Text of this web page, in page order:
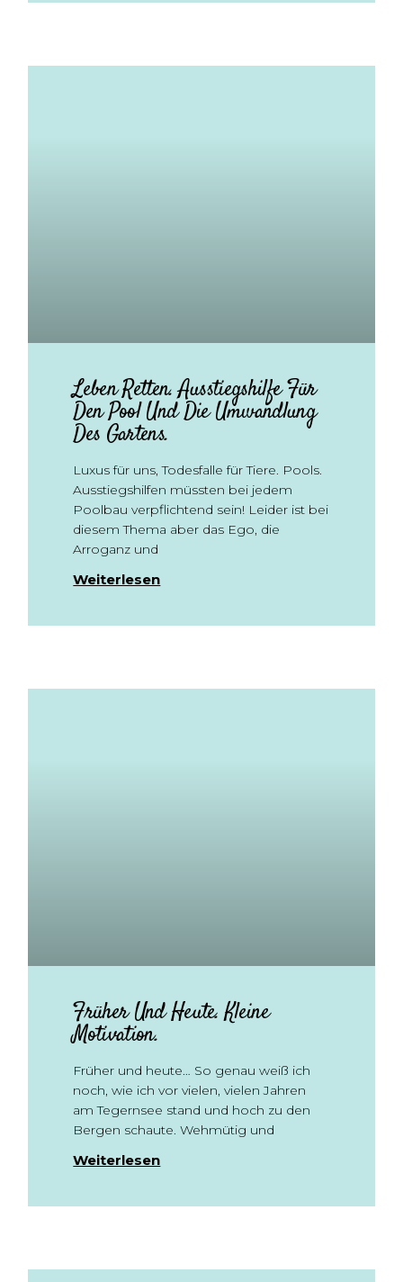
Leben Retten. Ausstiegshilfe Für
Den Pool Und Die Umwandlung
Des Gartens.
Luxus für uns, Todesfalle für Tiere. Pools.
Ausstiegshilfen müssten bei jedem
Poolbau verpflichtend sein! Leider ist bei
diesem Thema aber das Ego, die
Arroganz und
Weiterlesen
Früher Und Heute. Kleine
Motivation.
Früher und heute… So genau weiß ich
noch, wie ich vor vielen, vielen Jahren
am Tegernsee stand und hoch zu den
Bergen schaute. Wehmütig und
Weiterlesen